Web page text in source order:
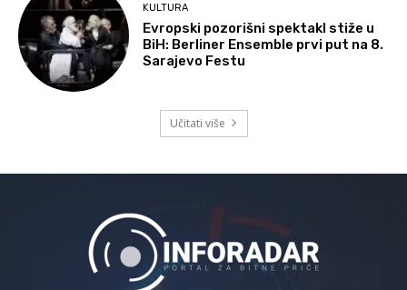
KULTURA
Evropski pozorišni spektakl stiže u
BiH: Berliner Ensemble prvi put na 8.
Sarajevo Festu
Učitati više